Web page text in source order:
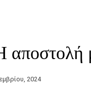
αποστολή
2024